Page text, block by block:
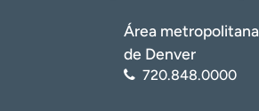
Área metropolitana
de Denver
720.848.0000